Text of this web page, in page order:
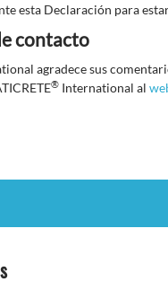
esta Declaración para
contacto
agradece sus
® International al